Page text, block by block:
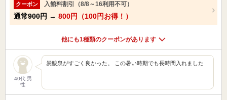
クーポン 入館料割引（8/8～16利用不可）
通常900円 → 800円（100円お得！）
他にも1種類のクーポンがあります
40代 男
性
炭酸泉がすごく良かった。 この暑い時期でも長時間入れました